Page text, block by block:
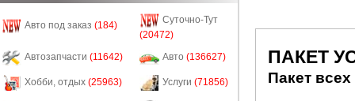
Авто под заказ (184)
Суточно-Тут
(20472)
Автозапчасти (11642) Авто (136627)
Хобби, отдых (25963) Услуги (71856)
ПАКЕТ
Пакет